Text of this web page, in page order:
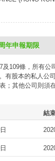
年申報期限
109條，所有公
有股本的私人公
；其他公司則須
結